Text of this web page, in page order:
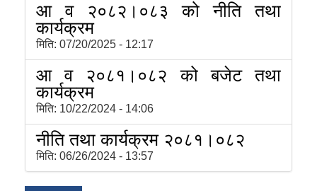
आ व २०८२।०८३ को नीति तथा
कार्यक्रम
मिति: 07/20/2025 - 12:17
आ व २०८१।०८२ को बजेट तथा
कार्यक्रम
मिति: 10/22/2024 - 14:06
नीति तथा कार्यक्रम २०८१।०८२
मिति: 06/26/2024 - 13:57